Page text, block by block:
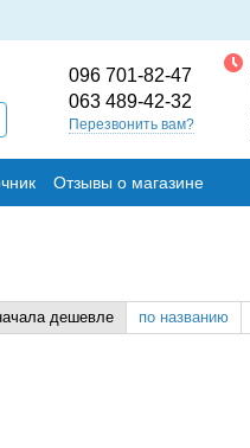
096 701-82-47
063 489-42-32
Перезвонить вам?
Отзывы о магазине
дешевле по названию